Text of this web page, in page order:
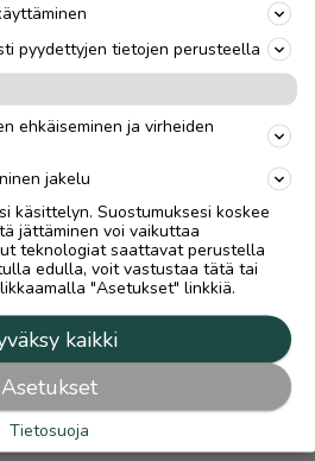
pyydettyjen tietojen perusteella
ehkäiseminen ja virheiden
jakelu
käsittelyn. Suostumuksesi koskee
jättäminen voi vaikuttaa
teknologiat saattavat perustella
edulla, voit vastustaa tätä tai
"Asetukset" linkkiä.
kaikki
Asetukset
Tietosuoja